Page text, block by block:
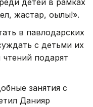
жастар, оқылық!».
в павлодарских
с детьми их
подарят
занятия с
Данияр